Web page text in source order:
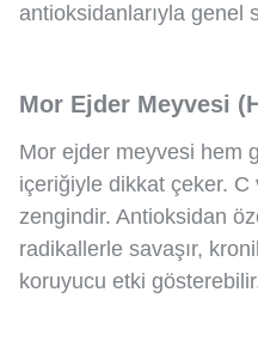
antioksidanlarıyla genel
Mor Ejder Meyvesi
Mor ejder meyvesi hem
içeriğiyle dikkat çeker. C
zengindir. Antioksidan
radikallerle savaşır,
koruyucu etki